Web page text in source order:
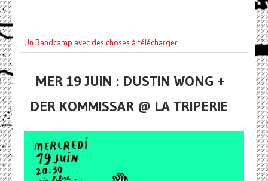
Un Bandcamp avec des choses à télécharger
MER 19 JUIN : DUSTIN WONG +
DER KOMMISSAR @ LA TRIPERIE